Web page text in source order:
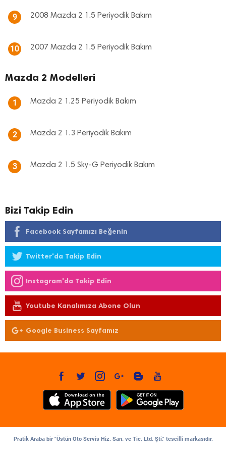
9 2008 Mazda 2 1.5 Periyodik Bakım
10 2007 Mazda 2 1.5 Periyodik Bakım
Mazda 2 Modelleri
1 Mazda 2 1.25 Periyodik Bakım
2 Mazda 2 1.3 Periyodik Bakım
3 Mazda 2 1.5 Sky-G Periyodik Bakım
Bizi Takip Edin
Facebook Sayfamızı Beğenin
Twitter'da Takip Edin
Instagram'da Takip Edin
Youtube Kanalımıza Abone Olun
Google Business Sayfamız
Pratik Araba bir "Üstün Oto Servis Hiz. San. ve Tic. Ltd. Şti." tescilli markasıdır.